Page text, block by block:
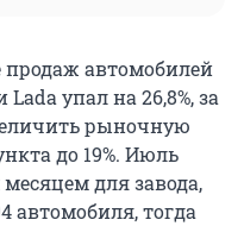
продаж автомобилей
упал на 26,8%, за
рыночную
до 19%. Июль
для завода,
автомобиля, тогда